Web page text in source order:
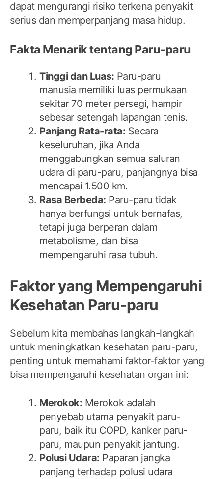
dapat mengurangi risiko terkena penyakit
serius dan memperpanjang masa hidup.
Fakta Menarik tentang Paru-paru
Tinggi dan Luas: Paru-paru
manusia memiliki luas permukaan
sekitar 70 meter persegi, hampir
sebesar setengah lapangan tenis.
Panjang Rata-rata: Secara
keseluruhan, jika Anda
menggabungkan semua saluran
udara di paru-paru, panjangnya bisa
mencapai 1.500 km.
Rasa Berbeda: Paru-paru tidak
hanya berfungsi untuk bernafas,
tetapi juga berperan dalam
metabolisme, dan bisa
mempengaruhi rasa tubuh.
Faktor yang Mempengaruhi
Kesehatan Paru-paru
Sebelum kita membahas langkah-langkah
untuk meningkatkan kesehatan paru-paru,
penting untuk memahami faktor-faktor yang
bisa mempengaruhi kesehatan organ ini:
Merokok: Merokok adalah
penyebab utama penyakit paru-
paru, baik itu COPD, kanker paru-
paru, maupun penyakit jantung.
Polusi Udara: Paparan jangka
panjang terhadap polusi udara